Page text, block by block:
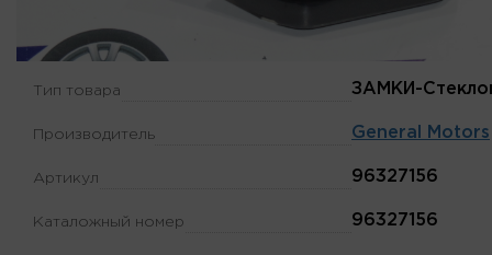
Тип товара ЗАМКИ-
Производитель General Motors
Артикул 96327156
Каталожный номер 96327156